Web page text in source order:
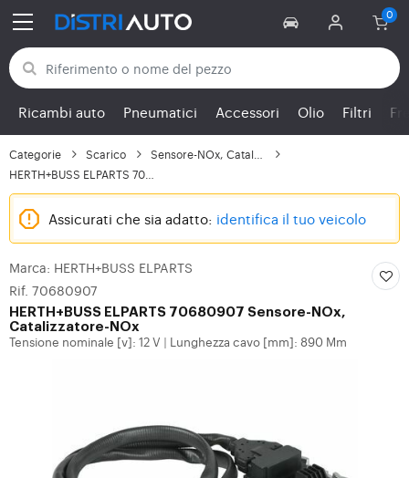
Torna alle categorie
Ricambi auto Pneumatici Accessori Olio Filtri
Categorie Scarico
Assicurati che sia adatto: identifica il tuo veicolo
Marca: HERTH+BUSS ELPARTS
Rif. 70680907
HERTH+BUSS ELPARTS 70680907 Sensore-NOx,
Catalizzatore-NOx
Tensione nominale [v]: 12 V Lunghezza cavo [mm]: 890 Mm